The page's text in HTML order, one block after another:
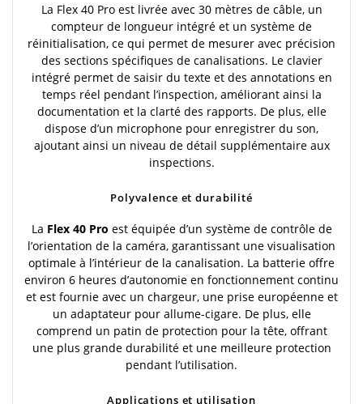
La Flex 40 Pro est livrée avec 30 mètres de câble, un
compteur de longueur intégré et un système de
réinitialisation, ce qui permet de mesurer avec précision
des sections spécifiques de canalisations. Le clavier
intégré permet de saisir du texte et des annotations en
temps réel pendant l’inspection, améliorant ainsi la
documentation et la clarté des rapports. De plus, elle
dispose d’un microphone pour enregistrer du son,
ajoutant ainsi un niveau de détail supplémentaire aux
inspections.
Polyvalence et durabilité
La Flex 40 Pro est équipée d’un système de contrôle de
l’orientation de la caméra, garantissant une visualisation
optimale à l’intérieur de la canalisation. La batterie offre
environ 6 heures d’autonomie en fonctionnement continu
et est fournie avec un chargeur, une prise européenne et
un adaptateur pour allume-cigare. De plus, elle
comprend un patin de protection pour la tête, offrant
une plus grande durabilité et une meilleure protection
pendant l’utilisation.
Applications et utilisation